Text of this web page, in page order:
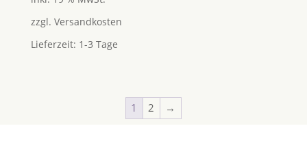
zzgl. Versandkosten
Lieferzeit: 1-3 Tage
1 2 →